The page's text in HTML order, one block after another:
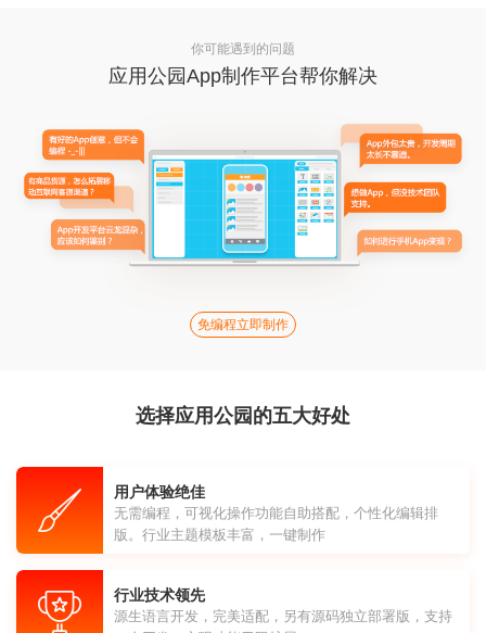
你可能遇到的问题
应用公园App制作平台帮你解决
免编程立即制作
选择应用公园的五大好处
用户体验绝佳
无需编程，可视化操作功能自助搭配，个性化编辑排
版。行业主题模板丰富，一键制作
行业技术领先
源生语言开发，完美适配，另有源码独立部署版，支持